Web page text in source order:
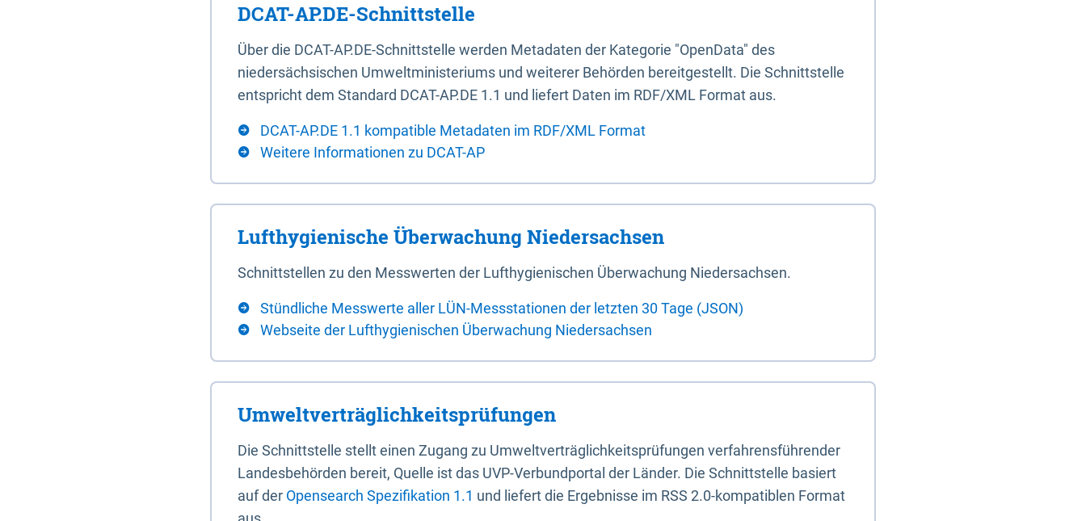
DCAT-AP.DE-Schnittstelle
Über die DCAT-AP.DE-Schnittstelle werden Metadaten der Kategorie "OpenData" des
niedersächsischen Umweltministeriums und weiterer Behörden bereitgestellt. Die Schnittstelle
entspricht dem Standard DCAT-AP.DE 1.1 und liefert Daten im RDF/XML Format aus.
DCAT-AP.DE 1.1 kompatible Metadaten im RDF/XML Format
Weitere Informationen zu DCAT-AP
Lufthygienische Überwachung Niedersachsen
Schnittstellen zu den Messwerten der Lufthygienischen Überwachung Niedersachsen.
Stündliche Messwerte aller LÜN-Messstationen der letzten 30 Tage (JSON)
Webseite der Lufthygienischen Überwachung Niedersachsen
Umweltverträglichkeitsprüfungen
Die Schnittstelle stellt einen Zugang zu Umweltverträglichkeitsprüfungen verfahrensführender
Landesbehörden bereit, Quelle ist das UVP-Verbundportal der Länder. Die Schnittstelle basiert
auf der Opensearch Spezifikation 1.1 und liefert die Ergebnisse im RSS 2.0-kompatiblen Format